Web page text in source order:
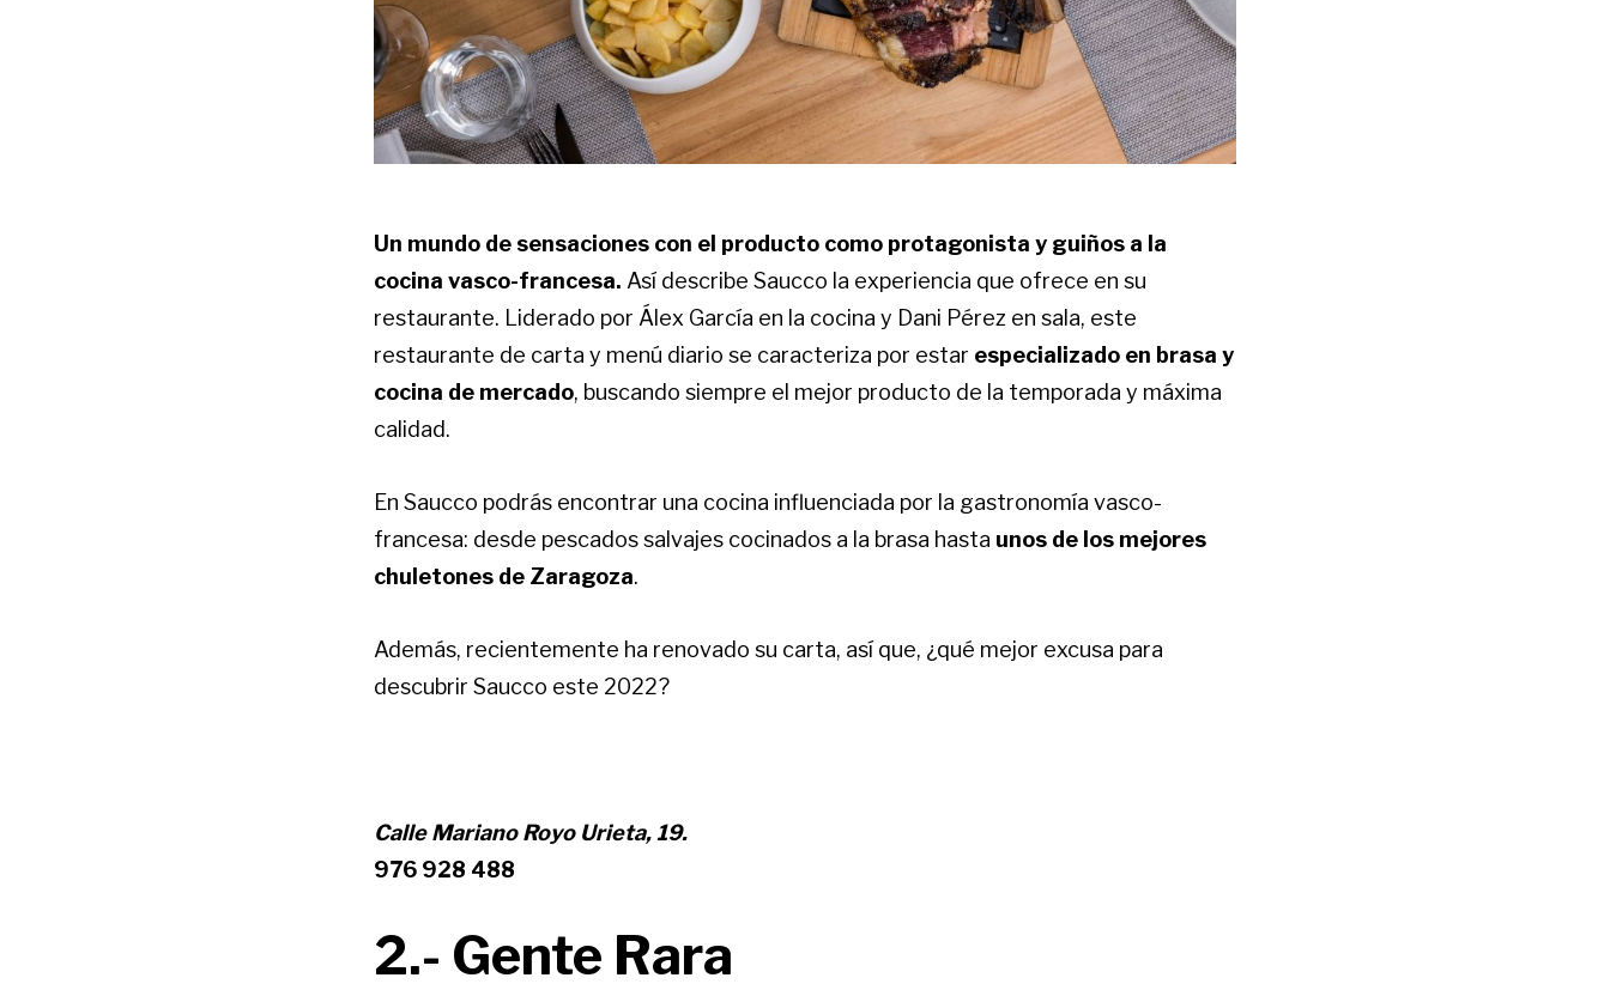
Un mundo de sensaciones con el producto como protagonista y guiños a la
cocina vasco-francesa. Así describe Saucco la experiencia que ofrece en su
restaurante. Liderado por Álex García en la cocina y Dani Pérez en sala, este
restaurante de carta y menú diario se caracteriza por estar especializado en brasa y
cocina de mercado, buscando siempre el mejor producto de la temporada y máxima
calidad.
En Saucco podrás encontrar una cocina influenciada por la gastronomía vasco-
francesa: desde pescados salvajes cocinados a la brasa hasta unos de los mejores
chuletones de Zaragoza.
Además, recientemente ha renovado su carta, así que, ¿qué mejor excusa para
descubrir Saucco este 2022?
Calle Mariano Royo Urieta, 19.
976 928 488
2.- Gente Rara